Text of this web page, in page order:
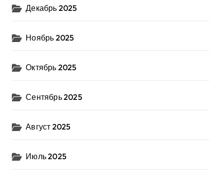
Декабрь 2025
Ноябрь 2025
Октябрь 2025
Сентябрь 2025
Август 2025
Июль 2025